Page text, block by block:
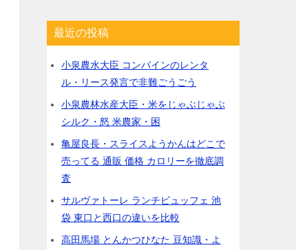
最近の投稿
小泉農水大臣 コンバインのレンタ
ル・リース発言で非難ごうごう
小泉農林水産大臣・米をじゃぶじゃぶ
シルク・怒 米農家・困
亀屋良長・スライスようかんはどこで
売ってる 通販 価格 カロリーを徹底調
査
サルヴァトーレ ランチビュッフェ 池
袋 東口と西口の違いを比較
高田馬場 とんかつひなた 豆知識・よ